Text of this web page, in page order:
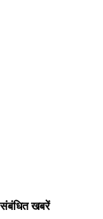
संबंधित खबरें